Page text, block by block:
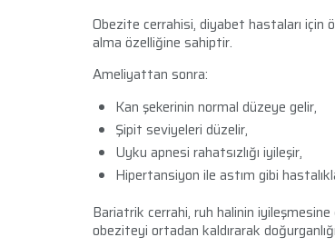
Obezite cerrahisi, diyabet hastaları için
alma özelliğine sahiptir.
Ameliyattan sonra:
Kan şekerinin normal düzeye gelir,
Şipit seviyeleri düzelir,
Uyku apnesi rahatsızlığı iyileşir,
Hipertansiyon ile astım gibi
Bariatrik cerrahi, ruh halinin
obeziteyi ortadan kaldırarak